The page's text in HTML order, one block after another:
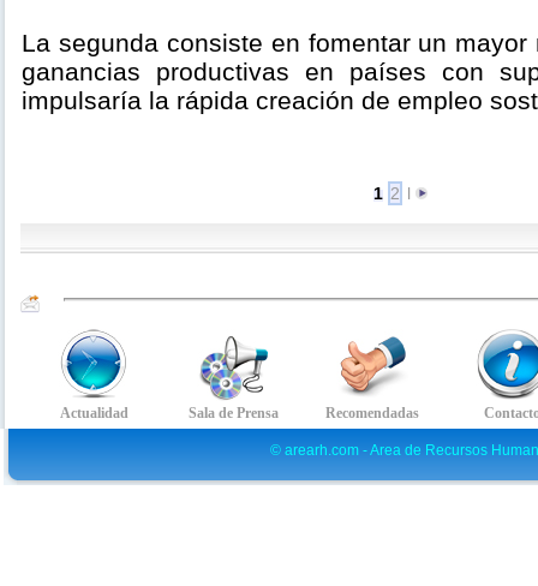
La segunda consiste en fomentar un
ganancias productivas en países con
impulsaría la rápida creación de empleo
1 2 l
© arearh.com - Area de Recursos